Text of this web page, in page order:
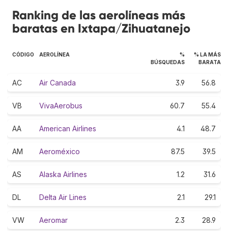
Ranking de las aerolíneas más
baratas en Ixtapa/Zihuatanejo
CÓDIGO AEROLÍNEA
%
BÚSQUEDAS
% LA MÁS
BARATA
AC Air Canada 3.9 56.8
VB VivaAerobus 60.7 55.4
AA American Airlines 4.1 48.7
AM Aeroméxico 87.5 39.5
AS Alaska Airlines 1.2 31.6
DL Delta Air Lines 2.1 29.1
VW Aeromar 2.3 28.9